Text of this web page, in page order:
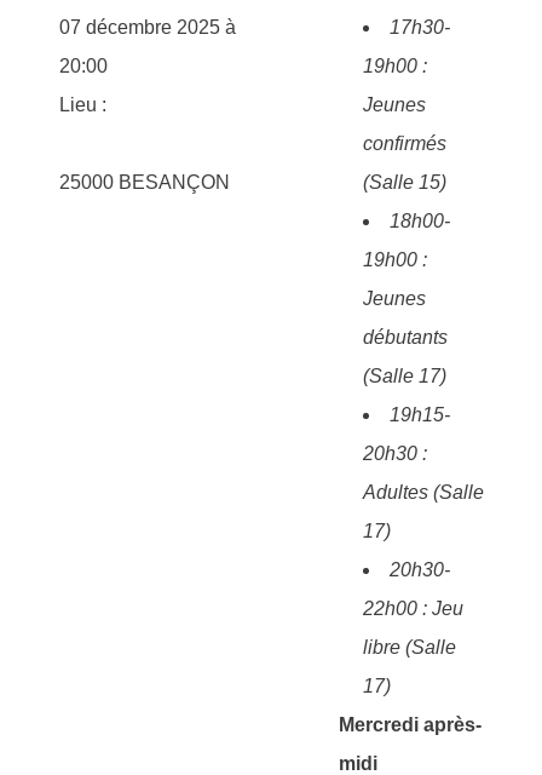
07 décembre 2025 à
20:00
Lieu :
25000 BESANÇON
17h30-
19h00 :
Jeunes
confirmés
(Salle 15)
18h00-
19h00 :
Jeunes
débutants
(Salle 17)
19h15-
20h30 :
Adultes (Salle
17)
20h30-
22h00 : Jeu
libre (Salle
17)
Mercredi après-
midi